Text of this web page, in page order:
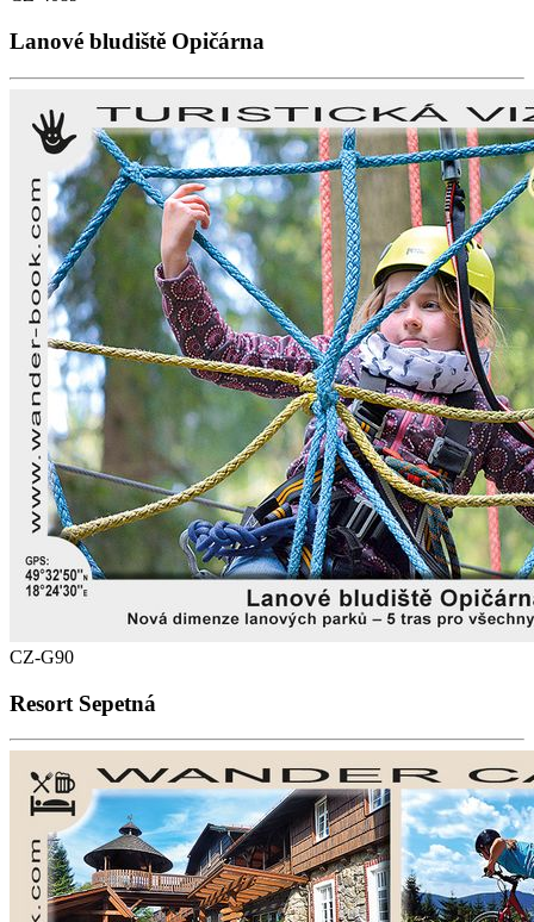
Lanové bludiště Opičárna
CZ-G90
Resort Sepetná